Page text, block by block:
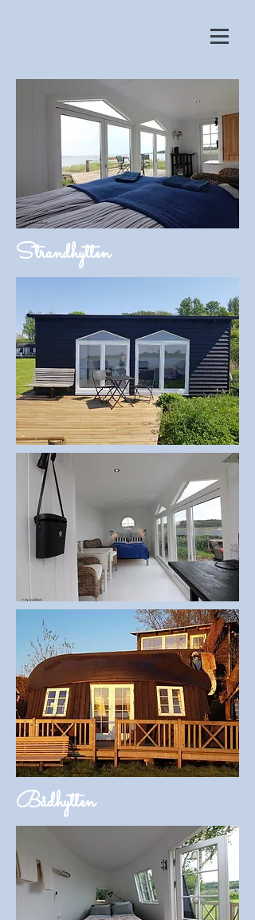
Strandhytten
Bådhytten